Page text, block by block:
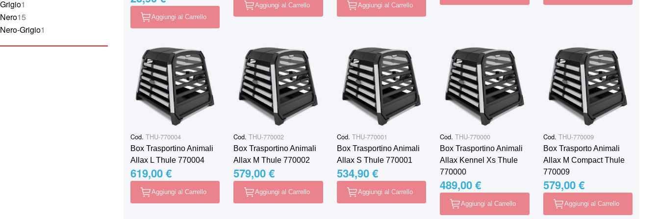
Grigio1
elemento
Nero15
elementi
Nero-Grigio1
elemento
Aggiungi al Carrello
Aggiungi al Carrello Aggiungi al Carrello
Cod. THU-770004
Box Trasportino Animali
Allax L Thule 770004
619,00 €
Aggiungi al Carrello
Cod. THU-770002
Box Trasportino Animali
Allax M Thule 770002
579,00 €
Aggiungi al Carrello
Cod. THU-770001
Box Trasportino Animali
Allax S Thule 770001
534,90 €
Aggiungi al Carrello
Cod. THU-770000
Box Trasportino Animali
Allax Kennel Xs Thule
770000
489,00 €
Aggiungi al Carrello
Cod. THU-770009
Box Trasporto Animali
Allax M Compact Thule
770009
579,00 €
Aggiungi al Carrello